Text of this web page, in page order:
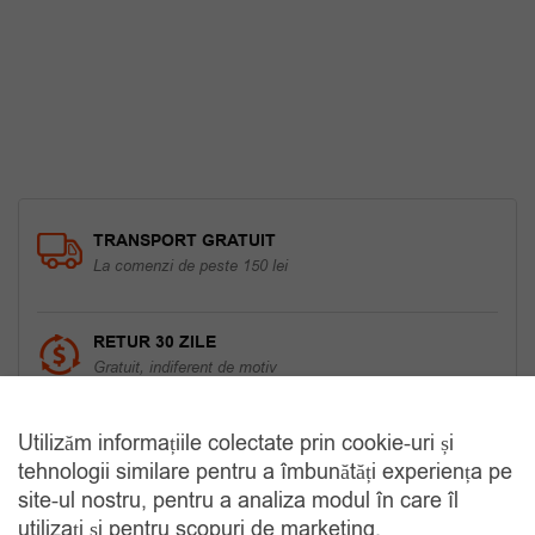
TRANSPORT GRATUIT
La comenzi de peste 150 lei
RETUR 30 ZILE
Gratuit, indiferent de motiv
COMANDA TELEFONIC
Tel. 0770420114
Utilizăm informațiile colectate prin cookie-uri și
tehnologii similare pentru a îmbunătăți experiența pe
site-ul nostru, pentru a analiza modul în care îl
utilizați și pentru scopuri de marketing.